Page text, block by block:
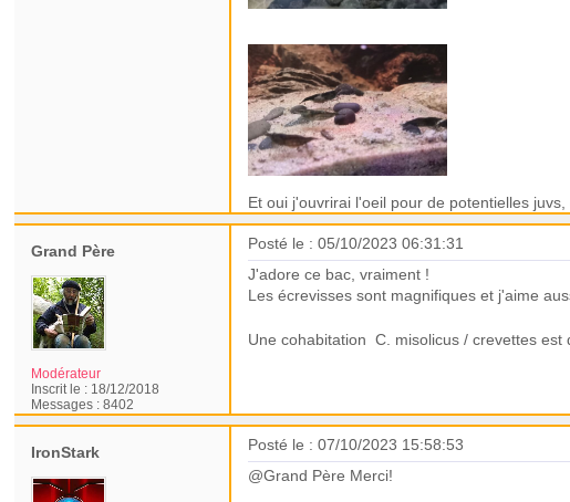
Et oui j'ouvrirai l'oeil pour de potentielles
Grand Père
Modérateur
Inscrit le : 18/12/2018
Messages :8402
Posté le : 05/10/2023 06:31:31
J'adore ce bac, vraiment !
Les écrevisses sont magnifiques et j'aime
Une cohabitationC. misolicus / crevettes
IronStark
Posté le : 07/10/2023 15:58:53
@Grand Père Merci!